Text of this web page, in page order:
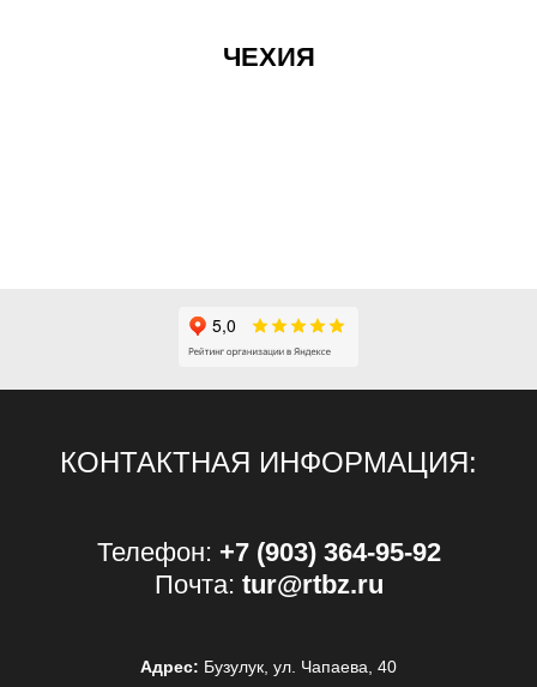
ЧЕХИЯ
КОНТАКТНАЯ ИНФОРМАЦИЯ:
Телефон: +7 (903) 364-95-92
Почта: tur@rtbz.ru
Адрес: Бузулук, ул. Чапаева, 40